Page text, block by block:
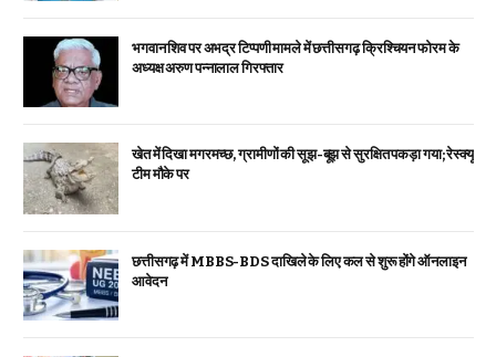
भगवान शिव पर अभद्र टिप्पणी मामले में छत्तीसगढ़ क्रिश्चियन फोरम के
अध्यक्ष अरुण पन्नालाल गिरफ्तार
खेत में दिखा मगरमच्छ, ग्रामीणों की सूझ-बूझ से सुरक्षित पकड़ा गया; रेस्क्यू
टीम मौके पर
छत्तीसगढ़ में MBBS-BDS दाखिले के लिए कल से शुरू होंगे ऑनलाइन
आवेदन